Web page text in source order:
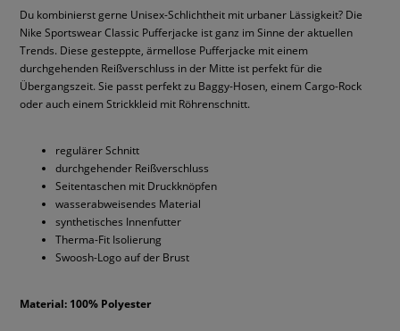
Du kombinierst gerne Unisex-Schlichtheit mit urbaner Lässigkeit? Die
Nike Sportswear Classic Pufferjacke ist ganz im Sinne der aktuellen
Trends. Diese gesteppte, ärmellose Pufferjacke mit einem
durchgehenden Reißverschluss in der Mitte ist perfekt für die
Übergangszeit. Sie passt perfekt zu Baggy-Hosen, einem Cargo-Rock
oder auch einem Strickkleid mit Röhrenschnitt.
regulärer Schnitt
durchgehender Reißverschluss
Seitentaschen mit Druckknöpfen
wasserabweisendes Material
synthetisches Innenfutter
Therma-Fit Isolierung
Swoosh-Logo auf der Brust
Material: 100% Polyester